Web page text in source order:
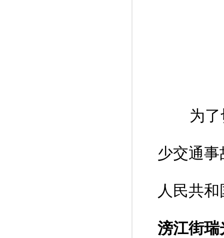
为了切
少交通
人民共
滂江街瑞